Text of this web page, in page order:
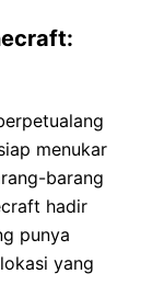
menukar
barang
hadir
punya
yang